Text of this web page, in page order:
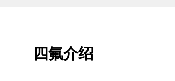
四氟介绍